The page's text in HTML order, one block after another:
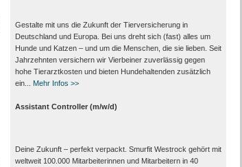
Gestalte mit uns die Zukunft der Tierversicherung in
Deutschland und Europa. Bei uns dreht sich (fast) alles um
Hunde und Katzen – und um die Menschen, die sie lieben. Seit
Jahrzehnten versichern wir Vierbeiner zuverlässig gegen
hohe Tierarztkosten und bieten Hundehaltenden zusätzlich
ein...
Mehr Infos >>
Assistant Controller (m/w/d)
Deine Zukunft – perfekt verpackt. Smurfit Westrock gehört mit
weltweit 100.000 Mitarbeiter­innen und Mitarbeitern in 40